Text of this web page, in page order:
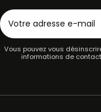
Vous pouvez vous
informations de